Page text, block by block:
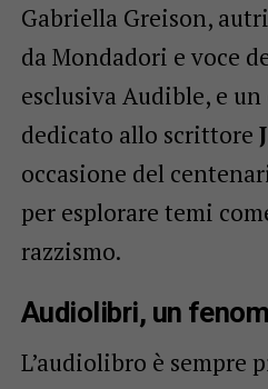
Gabriella Greison,
da Mondadori e voce
esclusiva Audible, e
dedicato allo scrittore
occasione del
per esplorare temi
razzismo.
Audiolibri, un
L’audiolibro è sempre